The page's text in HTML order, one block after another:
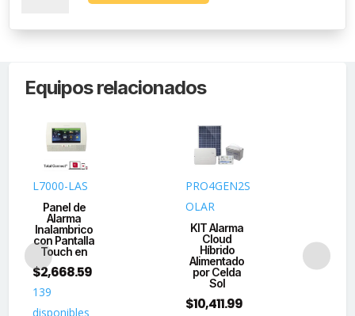
para
cantidad
Equipos relacionados
L7000-LAS
Panel de
Alarma
Inalambrico
con Pantalla
Touch en
$2,668.59
139
disponibles
PRO4GEN2S
OLAR
KIT Alarma
Cloud
Híbrido
Alimentado
por Celda
Sol
$10,411.99